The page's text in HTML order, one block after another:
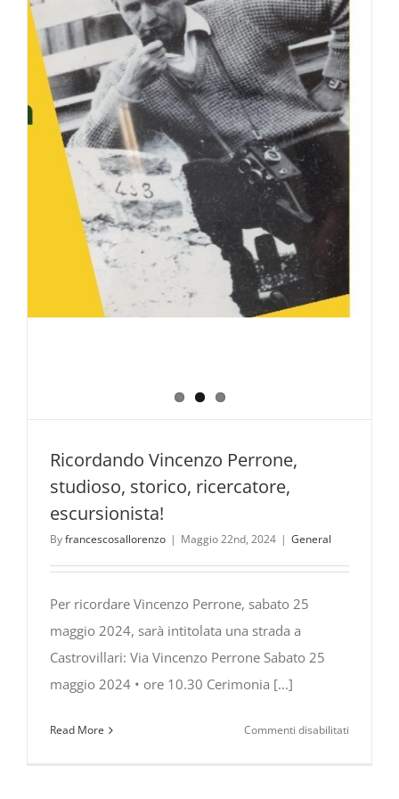
Ricordando Vincenzo Perrone,
studioso, storico, ricercatore,
escursionista!
Byfrancescosallorenzo | Maggio 22nd, 2024 | General
Per ricordare Vincenzo Perrone, sabato 25
maggio 2024, sarà intitolata una strada a
Castrovillari: Via Vincenzo Perrone Sabato 25
maggio 2024 • ore 10.30 Cerimonia [...]
Read More Commenti disabilitati